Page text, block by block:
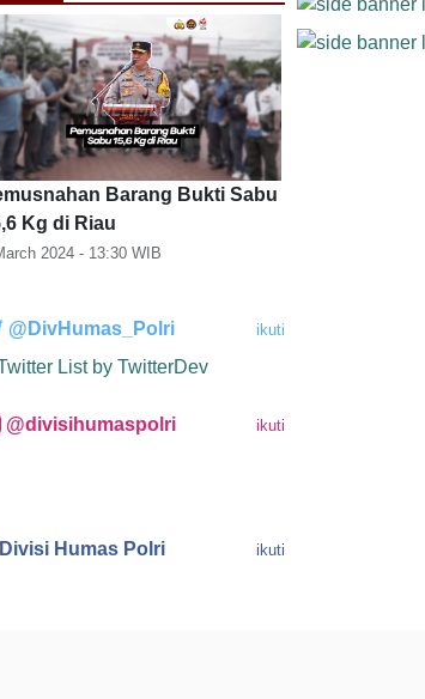
Barang Bukti Sabu
Kg di Riau
2024 - 13:30 WIB
@DivHumas_Polri ikuti
List by TwitterDev
@divisihumaspolri ikuti
Divisi Humas Polri ikuti